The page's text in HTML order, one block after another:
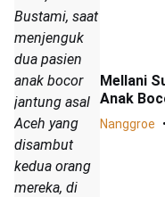
Bustami, saat
menjenguk
dua pasien
anak bocor
jantung asal
Aceh yang
disambut
kedua orang
mereka, di
Mellani
Anak
Nanggroe